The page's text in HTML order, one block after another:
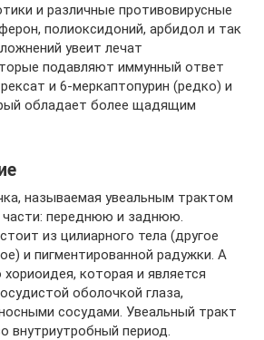
и различные противовирусные
полиоксидоний, арбидол и так
увеит лечат
подавляют иммунный ответ
и 6-меркаптопурин (редко) и
обладает более щадящим
называемая увеальным трактом
части: переднюю и заднюю.
из цилиарного тела (другое
и пигментированной радужки. А
которая и является
оболочкой глаза,
сосудами. Увеальный тракт
внутриутробный период.